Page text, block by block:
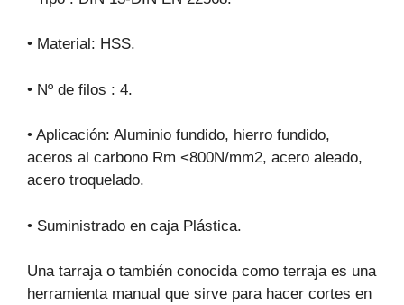
• Material: HSS.
• Nº de filos : 4.
• Aplicación: Aluminio fundido, hierro fundido,
aceros al carbono Rm <800N/mm2, acero aleado,
acero troquelado.
• Suministrado en caja Plástica.
Una tarraja o también conocida como terraja es una
herramienta manual que sirve para hacer cortes en